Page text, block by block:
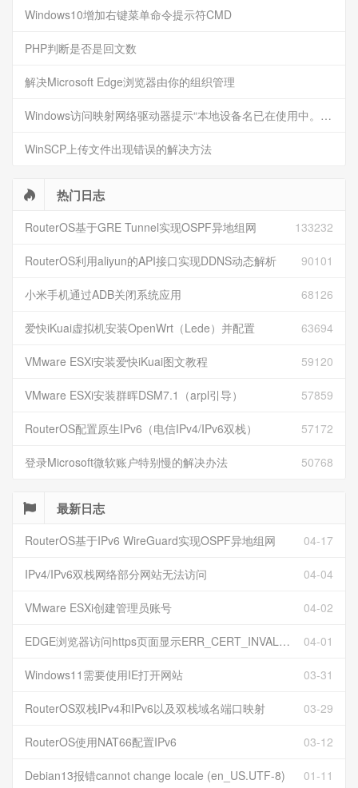
Windows10增加右键菜单命令提示符CMD
PHP判断是否是回文数
解决Microsoft Edge浏览器由你的组织管理
Windows访问映射网络驱动器提示“本地设备名已在使用中。此连接尚未还原”的解决方法
WinSCP上传文件出现错误的解决方法
热门日志
133232
RouterOS基于GRE Tunnel实现OSPF异地组网
90101
RouterOS利用aliyun的API接口实现DDNS动态解析
68126
小米手机通过ADB关闭系统应用
63694
爱快iKuai虚拟机安装OpenWrt（Lede）并配置
59120
VMware ESXi安装爱快iKuai图文教程
57859
VMware ESXi安装群晖DSM7.1（arpl引导）
57172
RouterOS配置原生IPv6（电信IPv4/IPv6双栈）
50768
登录Microsoft微软账户特别慢的解决办法
最新日志
04-17
RouterOS基于IPv6 WireGuard实现OSPF异地组网
04-04
IPv4/IPv6双栈网络部分网站无法访问
04-02
VMware ESXi创建管理员账号
04-01
EDGE浏览器访问https页面显示ERR_CERT_INVALID且无法跳过继续访问
03-31
Windows11需要使用IE打开网站
03-29
RouterOS双栈IPv4和IPv6以及双栈域名端口映射
03-12
RouterOS使用NAT66配置IPv6
01-11
Debian13报错cannot change locale (en_US.UTF-8)